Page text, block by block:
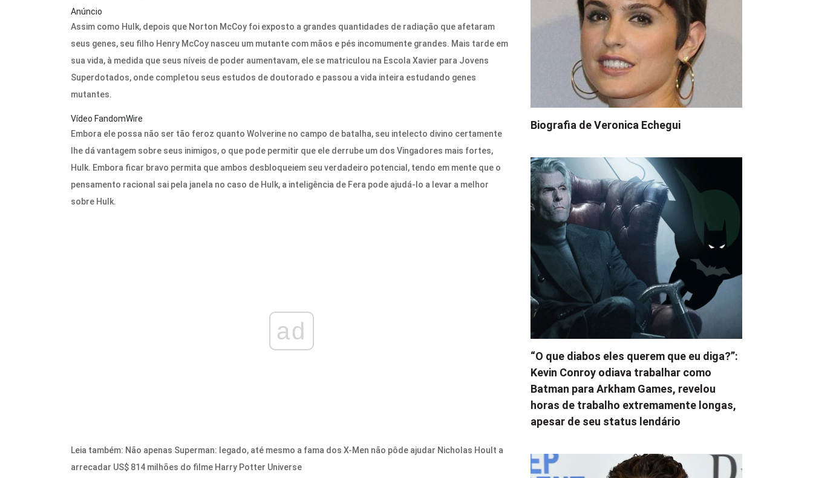
Anúncio
Assim como Hulk, depois que Norton McCoy foi exposto a grandes quantidades de radiação que afetaram
seus genes, seu filho Henry McCoy nasceu um mutante com mãos e pés incomumente grandes. Mais tarde em
sua vida, à medida que seus níveis de poder aumentavam, ele se matriculou na Escola Xavier para Jovens
Superdotados, onde completou seus estudos de doutorado e passou a vida inteira estudando genes
mutantes.
Vídeo FandomWire
Embora ele possa não ser tão feroz quanto Wolverine no campo de batalha, seu intelecto divino certamente
lhe dá vantagem sobre seus inimigos, o que pode permitir que ele derrube um dos Vingadores mais fortes,
Hulk. Embora ficar bravo permita que ambos desbloqueiem seu verdadeiro potencial, tendo em mente que o
pensamento racional sai pela janela no caso de Hulk, a inteligência de Fera pode ajudá-lo a levar a melhor
sobre Hulk.
ad
Leia também: Não apenas Superman: legado, até mesmo a fama dos X-Men não pôde ajudar Nicholas Hoult a
arrecadar US$ 814 milhões do filme Harry Potter Universe
Biografia de Veronica Echegui
“O que diabos eles querem que eu diga?”:
Kevin Conroy odiava trabalhar como
Batman para Arkham Games, revelou
horas de trabalho extremamente longas,
apesar de seu status lendário